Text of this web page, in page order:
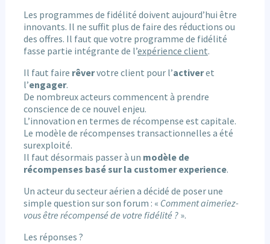
Les programmes de fidélité doivent aujourd’hui être
innovants. Il ne suffit plus de faire des réductions ou
des offres. Il faut que votre programme de fidélité
fasse partie intégrante de l’expérience client.
Il faut faire rêvervotre client pour l’activeret
l’engager.
De nombreux acteurs commencent à prendre
conscience de ce nouvel enjeu.
L’innovation en termes de récompense est capitale.
Le modèle de récompenses transactionnelles a été
surexploité.
Il faut désormais passer à un modèle de
récompenses basé sur la customer experience.
Un acteur du secteur aérien a décidé de poser une
simple question sur son forum : « Comment aimeriez-
vous être récompensé de votre fidélité ? ».
Les réponses ?